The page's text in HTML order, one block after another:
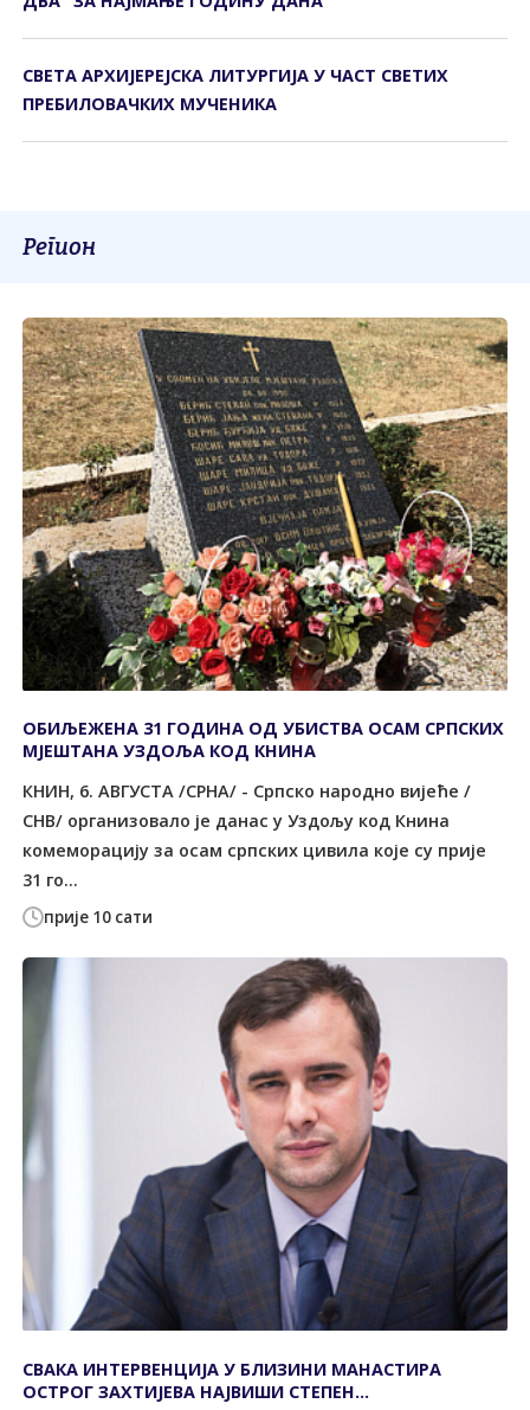
СВЕTА АРХИЈЕРЕЈСКА ЛИTУРГИЈА У ЧАСТ СВЕТИХ
ПРЕБИЛОВАЧКИХ МУЧЕНИКА
Регион
прије 10 сати
ОБИЉЕЖЕНА 31 ГОДИНА ОД УБИСТВА ОСАМ СРПСКИХ
МЈЕШТАНА УЗДОЉА КОД КНИНА
КНИН, 6. АВГУСТА /СРНА/ - Српско народно вијеће /
СНВ/ организовало је данас у Уздољу код Книна
комеморацију за осам српских цивила које су прије
31 го...
СВАКА ИНТЕРВЕНЦИЈА У БЛИЗИНИ МАНАСТИРА
ОСТРОГ ЗАХТИЈЕВА НАЈВИШИ СТЕПЕН